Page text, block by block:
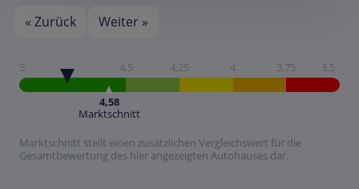
« Zurück Weiter »
5 4,5 4,25 4 3,75 3,5
4,58
Marktschnitt
Marktschnitt stellt einen zusätzlichen Vergleichswert für die
Gesamtbewertung des hier angezeigten Autohauses dar.